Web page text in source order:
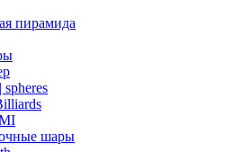
пирамида
spheres
шары